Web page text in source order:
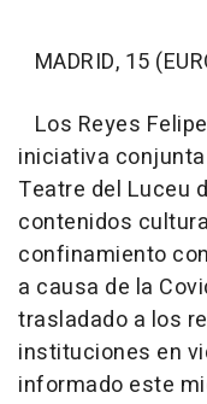
MADRID, 15
Los Reyes
iniciativa
Teatre del Luceu
contenidos
confinamiento
a causa de la
trasladado a los
instituciones en
informado este